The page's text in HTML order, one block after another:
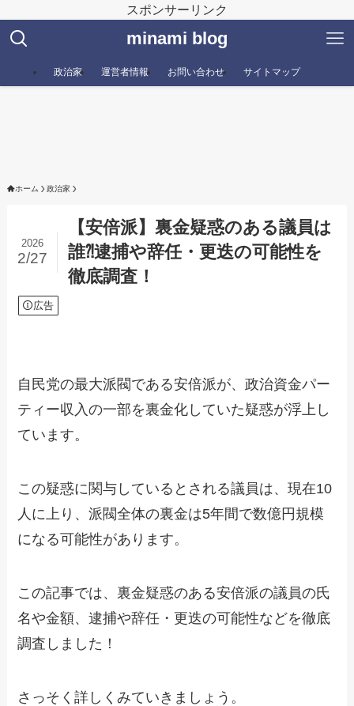
スポンサーリンク
minami blog
政治家 運営者情報 お問い合わせ サイトマップ
ホーム 政治家
【安倍派】裏金疑惑のある議員は
誰⁈逮捕や辞任・更迭の可能性を
徹底調査！
2026
2/27
広告
自民党の最大派閥である安倍派が、政治資金パー
ティー収入の一部を裏金化していた疑惑が浮上し
ています。
この疑惑に関与しているとされる議員は、現在10
人に上り、派閥全体の裏金は5年間で数億円規模
になる可能性があります。
この記事では、裏金疑惑のある安倍派の議員の氏
名や金額、逮捕や辞任・更迭の可能性などを徹底
調査しました！
さっそく詳しくみていきましょう。